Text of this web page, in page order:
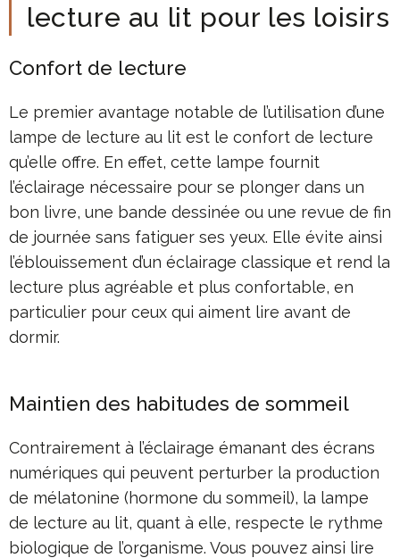
lecture au lit pour les loisirs
Confort de lecture
Le premier avantage notable de l’utilisation d’une
lampe de lecture au lit est le confort de lecture
qu’elle offre. En effet, cette lampe fournit
l’éclairage nécessaire pour se plonger dans un
bon livre, une bande dessinée ou une revue de fin
de journée sans fatiguer ses yeux. Elle évite ainsi
l’éblouissement d’un éclairage classique et rend la
lecture plus agréable et plus confortable, en
particulier pour ceux qui aiment lire avant de
dormir.
Maintien des habitudes de sommeil
Contrairement à l’éclairage émanant des écrans
numériques qui peuvent perturber la production
de mélatonine (hormone du sommeil), la lampe
de lecture au lit, quant à elle, respecte le rythme
biologique de l’organisme. Vous pouvez ainsi lire